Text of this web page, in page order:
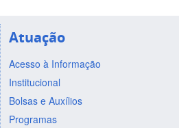
Atuação
Acesso à Informação
Institucional
Bolsas e Auxílios
Programas